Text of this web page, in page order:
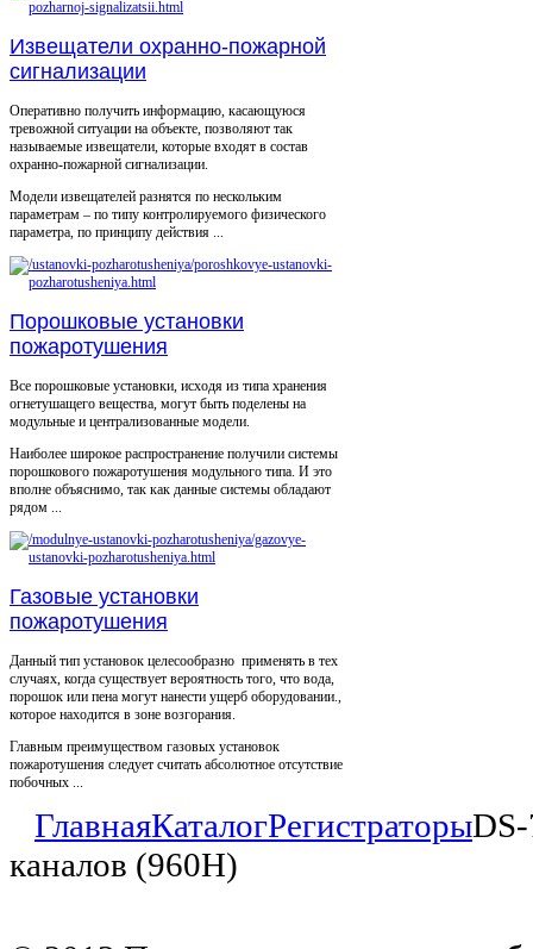
Извещатели охранно-пожарной
сигнализации
Оперативно получить информацию, касающуюся
тревожной ситуации на объекте, позволяют так
называемые извещатели, которые входят в состав
охранно-пожарной сигнализации.
Модели извещателей разнятся по нескольким
параметрам – по типу контролируемого физического
параметра, по принципу действия ...
Порошковые установки
пожаротушения
Все порошковые установки, исходя из типа хранения
огнетушащего вещества, могут быть поделены на
модульные и централизованные модели.
Наиболее широкое распространение получили системы
порошкового пожаротушения модульного типа. И это
вполне объяснимо, так как данные системы обладают
рядом ...
Газовые установки
пожаротушения
Данный тип установок целесообразно применять в тех
случаях, когда существует вероятность того, что вода,
порошок или пена могут нанести ущерб оборудовании.,
которое находится в зоне возгорания.
Главным преимуществом газовых установок
пожаротушения следует считать абсолютное отсутствие
побочных ...
ГлавнаяКаталогРегистраторы
каналов (960H)